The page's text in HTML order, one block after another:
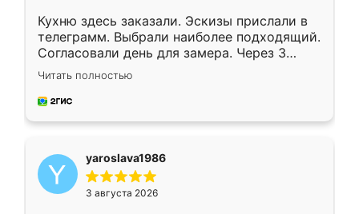
Кухню здесь заказали. Эскизы прислали в
телеграмм. Выбрали наиболее подходящий.
Согласовали день для замера. Через 3
недели кухня была уже готова. Остались
довольны работой. Спасибо Ренессанс
мебель за качественную работу!
Читать полностью
yaroslava1986
3 августа 2026